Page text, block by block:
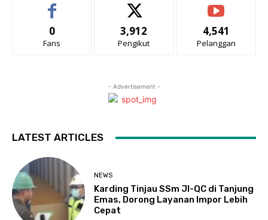
0
Fans
3,912
Pengikut
4,541
Pelanggan
- Advertisement -
LATEST ARTICLES
NEWS
Karding Tinjau SSm JI-QC di Tanjung
Emas, Dorong Layanan Impor Lebih
Cepat